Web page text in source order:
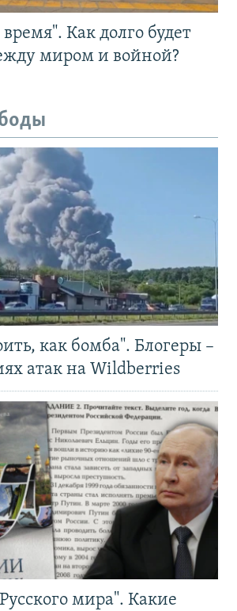
Как долго будет
миром и войной?
как бомба". Блогеры –
атак на Wildberries
мира". Какие